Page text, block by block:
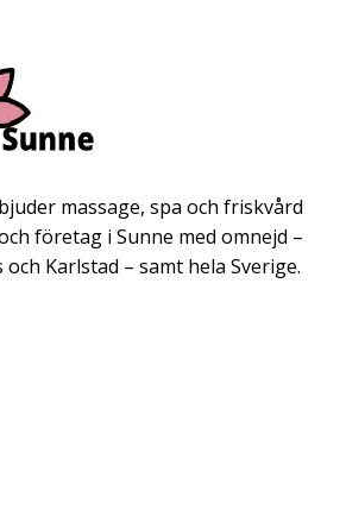
massage, spa och friskvård
företag i Sunne med omnejd –
Karlstad – samt hela Sverige.